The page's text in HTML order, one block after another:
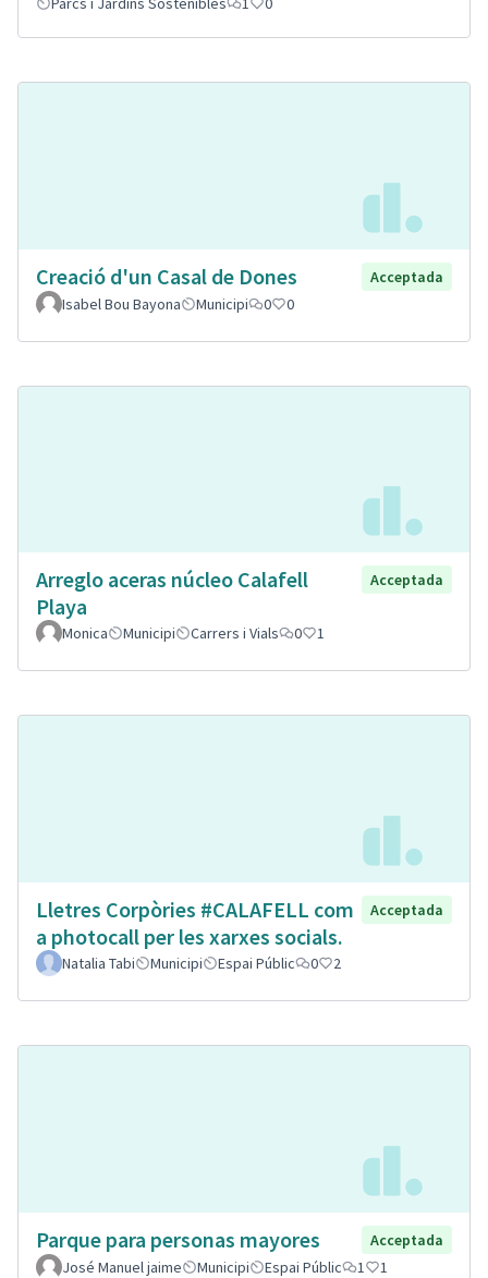
Creació d'un Casal de Dones
Acceptada
Isabel Bou Bayona
Municipi 0 0
Arreglo aceras núcleo Calafell
Playa
Acceptada
Monica Municipi Carrers i Vials 0 1
Lletres Corpòries #CALAFELL com
a photocall per les xarxes socials.
Acceptada
Natalia Tabi Municipi Espai Públic 0 2
Parque para personas mayores
Acceptada
José Manuel jaime
Municipi Espai Públic 1 1